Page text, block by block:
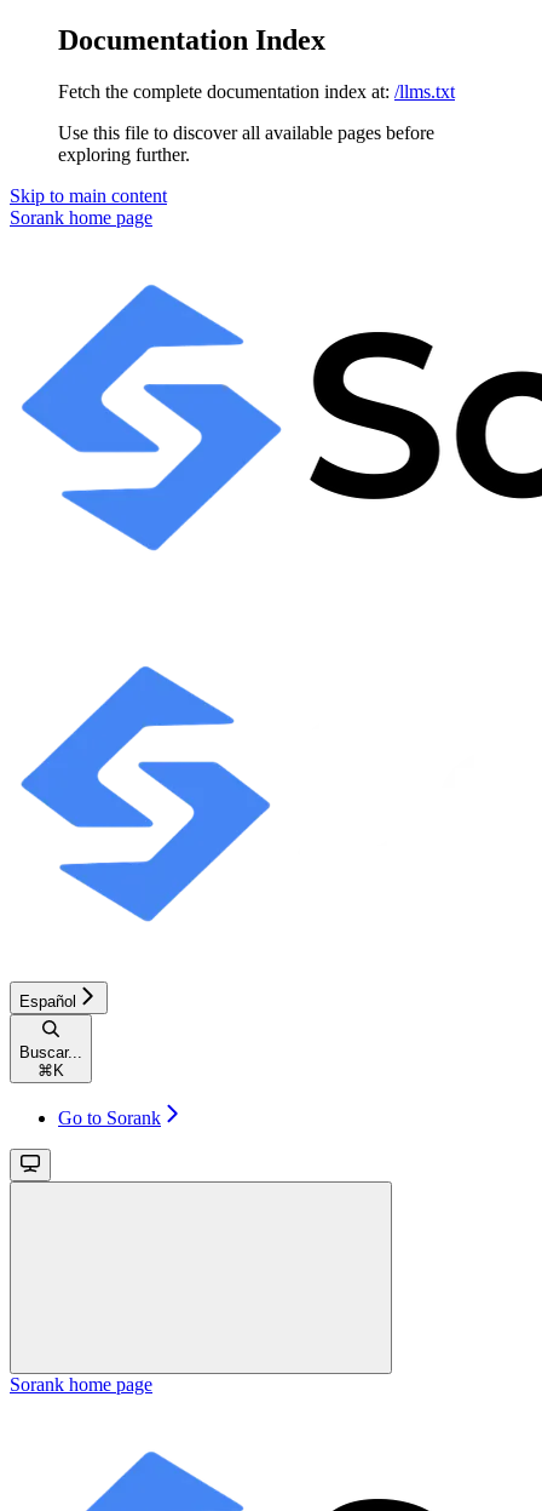
Documentation Index
Fetch the complete documentation index at: /llms.txt
Use this file to discover all available pages before
exploring further.
Skip to main content
Sorank home page
Español
Buscar...
⌘ K
Go to Sorank
Sorank home page